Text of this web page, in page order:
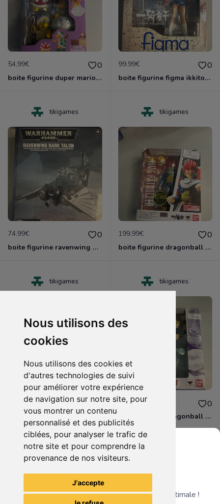
Nous utilisons des
cookies
Nous utilisons des cookies et
d'autres technologies de suivi
pour améliorer votre expérience
de navigation sur notre site, pour
vous montrer un contenu
personnalisé et des publicités
ciblées, pour analyser le trafic de
notre site et pour comprendre la
provenance de nos visiteurs.
J'accepte
54.99€ 0
boite figurine duper mario shfiguarts neuve scelle
99.99€ 0
boite figurine figma ikkitousen neuve scelle
tikigames
74.99€ 0
boite figurine ravenwing dark talon gamesworshop neuf blister
tikigames
199.99€ 0
boite figurine dragonball z shfiguarts neuve scelle
tikigames
110.00€ 0
boite figurine drahonball z shfiguarts neuve scelle
tikigames
99.99€ 0
boite figurine dragonball z shfiguarts neuve scelle
Voir tous les articles du vendeur
Grenier du Geek
Télécharge notre app pour une expérience optimale !